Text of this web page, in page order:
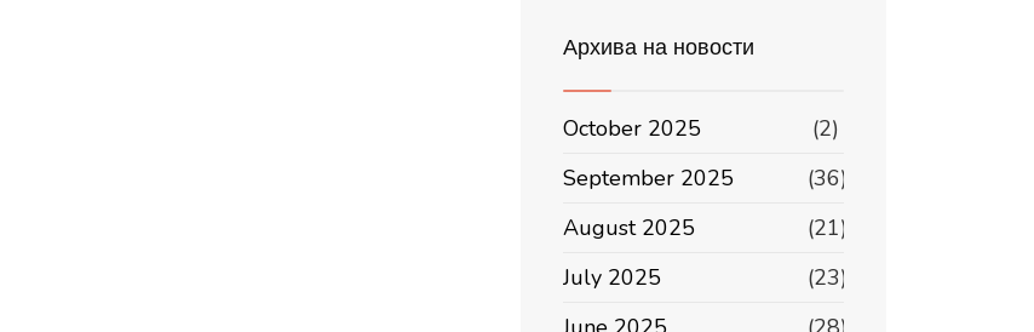
Архива на новости
October 2025
(2)
September 2025
(36)
August 2025
(21)
July 2025
(23)